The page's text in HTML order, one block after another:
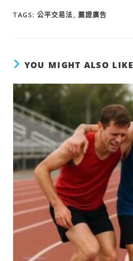
TAGS:公平交易法 薦證廣告
YOU MIGHT ALSO LIKE